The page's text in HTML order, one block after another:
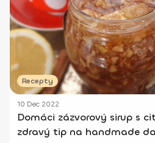
Recepty
10 Dec 2022
Domáci zázvorový sirup s
zdravý tip na handmade